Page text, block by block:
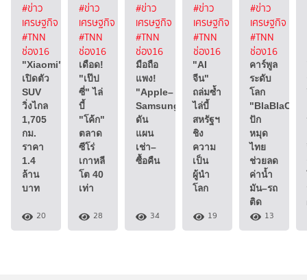
#ข่าว
เศรษฐกิจ
#TNN
ช่อง16
"Xiaomi"
เปิดตัว
SUV
วิ่งไกล
1,705
กม.
ราคา
1.4
ล้าน
บาท
20
#ข่าว
เศรษฐกิจ
#TNN
ช่อง16
เดือด!
"เป๊ป
ซี่" ไล่
บี้
"โค้ก"
ตลาด
ซีโร่
เกาหลี
โต 40
เท่า
28
#ข่าว
เศรษฐกิจ
#TNN
ช่อง16
มือถือ
แพง!
"Apple–
Samsung"
ดัน
แผน
เช่า–
ซื้อคืน
34
#ข่าว
เศรษฐกิจ
#TNN
ช่อง16
"AI
จีน"
ถล่มซ้ำ
ไล่บี้
สหรัฐฯ
ชิง
ความ
เป็น
ผู้นำ
โลก
19
#ข่าว
เศรษฐกิจ
#TNN
ช่อง16
คาร์พูล
ระดับ
โลก
"BlaBlaCar"
ปัก
หมุด
ไทย
ช่วยลด
ค่าน้ำ
มัน–รถ
ติด
13